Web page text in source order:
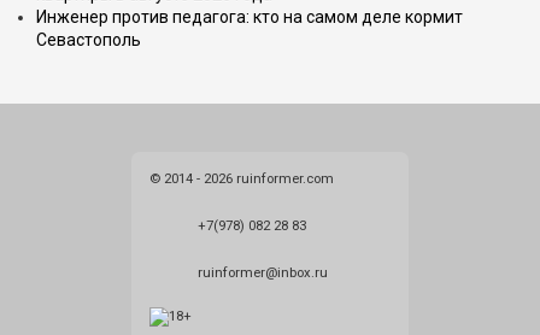
Инженер против педагога: кто на самом деле кормит
Севастополь
© 2014 - 2026 ruinformer.com
+7(978) 082 28 83
ruinformer@inbox.ru